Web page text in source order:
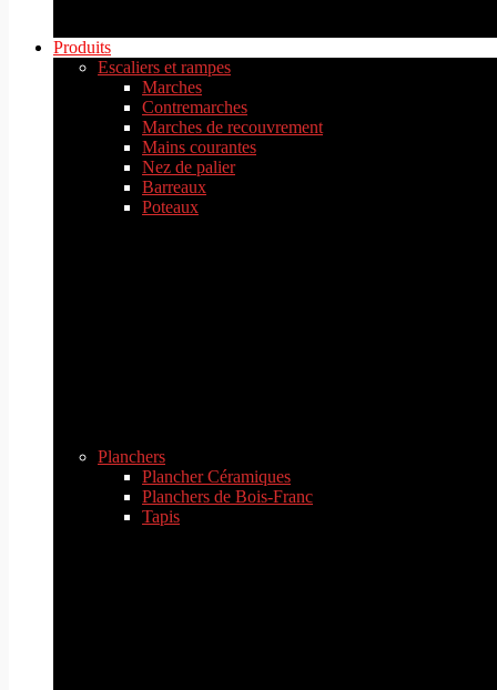
Produits
Escaliers et rampes
Marches
Contremarches
Marches de recouvrement
Mains courantes
Nez de palier
Barreaux
Poteaux
Planchers
Plancher Céramiques
Planchers de Bois-Franc
Tapis